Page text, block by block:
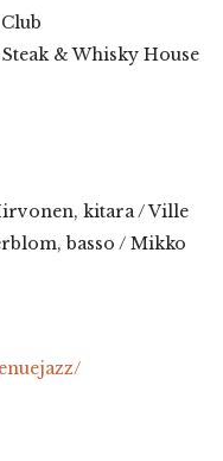
& Whisky House
kitara / Ville
basso / Mikko